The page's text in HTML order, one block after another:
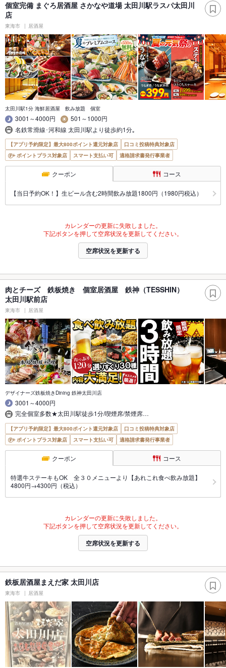
個室完備 まぐろ居酒屋 さかなや道場 太田川駅ラスパ太田川
店
東海市 居酒屋
太田川駅1分 海鮮居酒屋 飲み放題 個室
3001～4000円
501～1000円
名鉄常滑線･河和線 太田川駅より徒歩約1分｡
【アプリ予約限定】最大800ポイント還元対象店
口コミ投稿特典対象店
ポイントプラス対象店
スマート支払い可 適格請求書発行事業者
クーポン コース
【当日予約OK！】生ビール含む2時間飲み放題1800円（1980円税込）
カレンダーの更新に失敗しました。
下記ボタンを押して空席状況を更新してください。
空席状況を更新する
肉とチーズ 鉄板焼き 個室居酒屋 鉄神（TESSHIN）
太田川駅前店
東海市 居酒屋
デザイナーズ鉄板焼きDining 鉄神太田川店
3001～4000円
完全個室多数★太田川駅徒歩1分/喫煙席/禁煙席…
【アプリ予約限定】最大800ポイント還元対象店
口コミ投稿特典対象店
ポイントプラス対象店
スマート支払い可 適格請求書発行事業者
クーポン コース
特選牛ステーキもOK 全３０メニューより【あれこれ食べ飲み放題】
4800円→4300円（税込）
カレンダーの更新に失敗しました。
下記ボタンを押して空席状況を更新してください。
空席状況を更新する
鉄板居酒屋まえだ家 太田川店
東海市 居酒屋